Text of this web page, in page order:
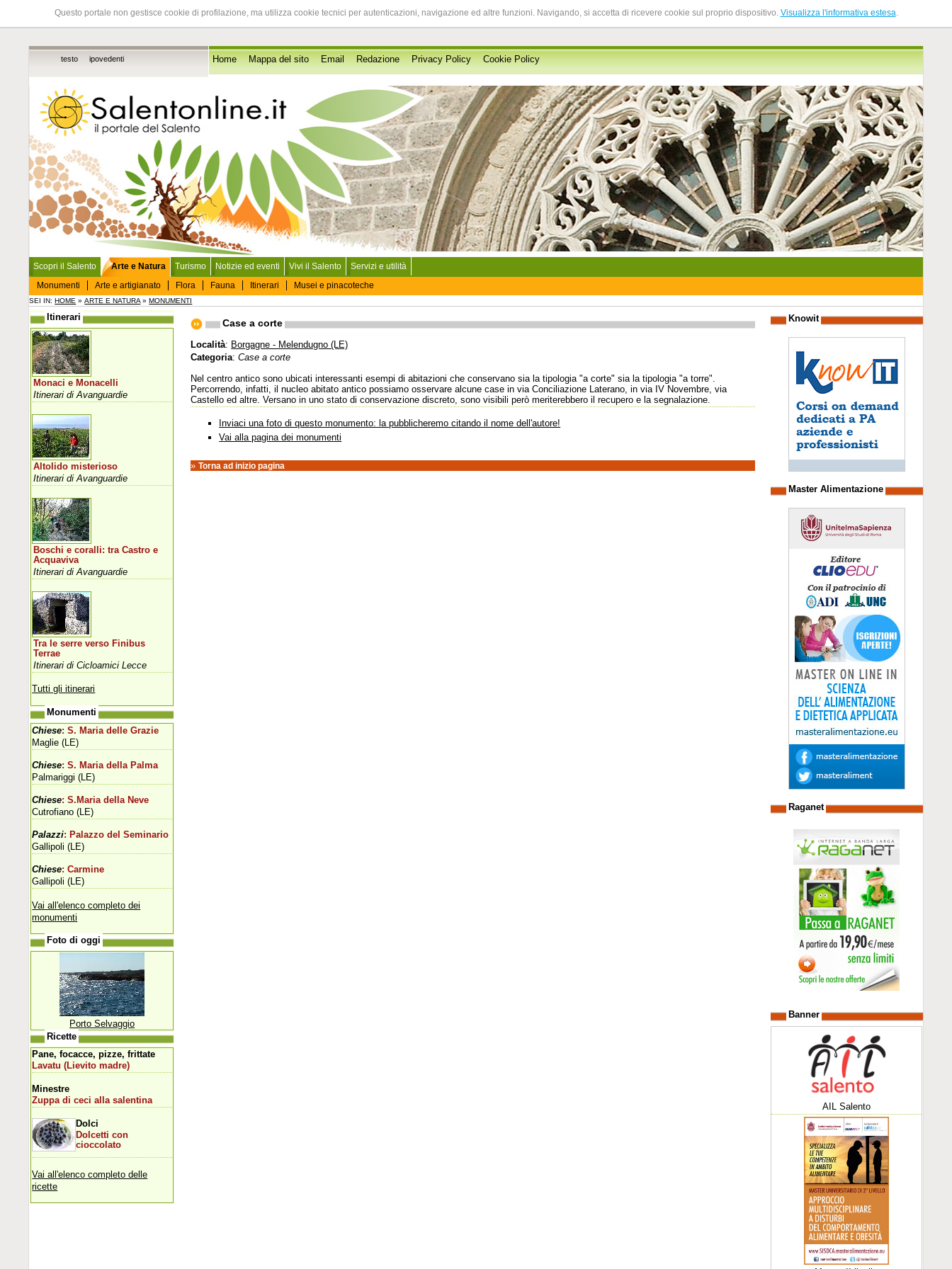
Questo portale non gestisce cookie di profilazione, ma utilizza cookie tecnici per autenticazioni, navigazione ed altre funzioni. Navigando, si accetta di ricevere cookie sul proprio dispositivo. Visualizza l'informativa estesa.
testo ipovedenti Home Mappa del sito Email Redazione Privacy Policy Cookie Policy
Scopri il Salento
Arte e Natura
Monumenti
Arte e artigianato Flora Fauna Itinerari Musei e pinacoteche
Turismo Notizie ed eventi Vivi il Salento Servizi e utilità
SEI IN:HOME »ARTE E NATURA »MONUMENTI
Case a corte
Località: Borgagne - Melendugno (LE)
Categoria:Case a corte
Nel centro antico sono ubicati interessanti esempi di abitazioni che conservano sia la tipologia "a corte" sia la tipologia "a torre".
Percorrendo, infatti, il nucleo abitato antico possiamo osservare alcune case in via Conciliazione Laterano, in via IV Novembre, via
Castello ed altre. Versano in uno stato di conservazione discreto, sono visibili però meriterebbero il recupero e la segnalazione.
Inviaci una foto di questo monumento: la pubblicheremo citando il nome dell'autore!
Vai alla pagina dei monumenti
»Torna ad inizio pagina
Itinerari
Monaci e Monacelli
Itinerari di Avanguardie
Altolido misterioso
Itinerari di Avanguardie
Boschi e coralli: tra Castro e
Acquaviva
Itinerari di Avanguardie
Tra le serre verso Finibus
Terrae
Itinerari di Cicloamici Lecce
Tutti gli itinerari
Monumenti
Chiese: S. Maria delle Grazie
Maglie (LE)
Chiese: S. Maria della Palma
Palmariggi (LE)
Chiese: S.Maria della Neve
Cutrofiano (LE)
Palazzi: Palazzo del Seminario
Gallipoli (LE)
Chiese: Carmine
Gallipoli (LE)
Vai all'elenco completo dei
monumenti
Foto di oggi
Porto Selvaggio
Ricette
Pane, focacce, pizze, frittate
Lavatu (Lievito madre)
Minestre
Zuppa di ceci alla salentina
Dolci
Dolcetti con
cioccolato
Vai all'elenco completo delle
ricette
Knowit
Master Alimentazione
Raganet
Banner
AIL Salento